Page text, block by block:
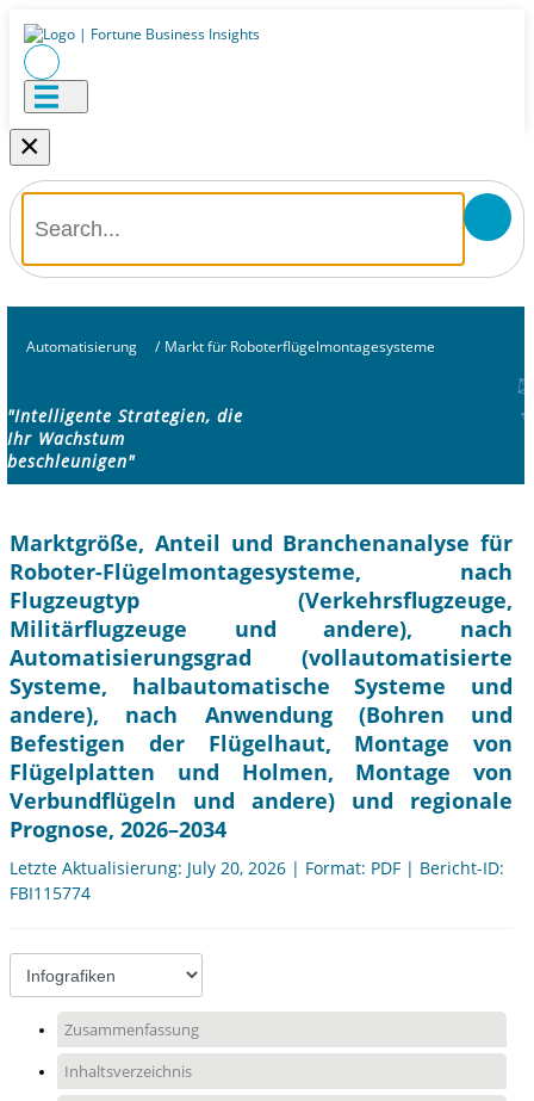
×
Automatisierung / Markt für Roboterflügelmontagesysteme
"Intelligente Strategien, die
Ihr Wachstum
beschleunigen"
Marktgröße, Anteil und Branchenanalyse für
Roboter-Flügelmontagesysteme, nach
Flugzeugtyp (Verkehrsflugzeuge,
Militärflugzeuge und andere), nach
Automatisierungsgrad (vollautomatisierte
Systeme, halbautomatische Systeme und
andere), nach Anwendung (Bohren und
Befestigen der Flügelhaut, Montage von
Flügelplatten und Holmen, Montage von
Verbundflügeln und andere) und regionale
Prognose, 2026–2034
Letzte Aktualisierung: July 20, 2026 | Format: PDF | Bericht-ID:
FBI115774
Zusammenfassung
Inhaltsverzeichnis